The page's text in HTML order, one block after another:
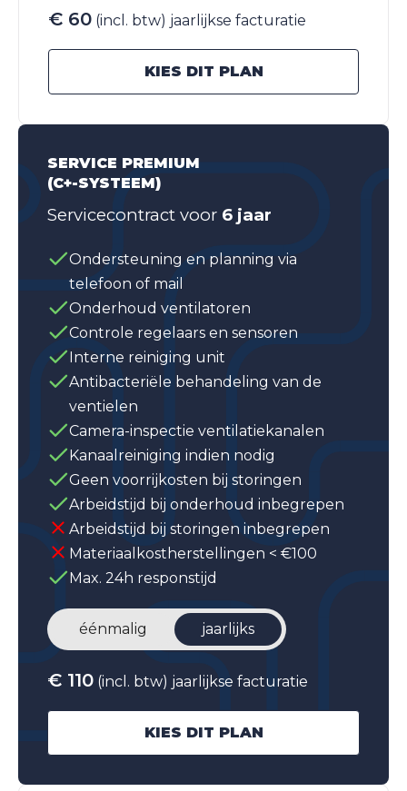
€ 60 (incl. btw) jaarlijkse facturatie
KIES DIT PLAN
SERVICE PREMIUM
(C+-SYSTEEM)
Servicecontract voor 6 jaar
Ondersteuning en planning via
telefoon of mail
Onderhoud ventilatoren
Controle regelaars en sensoren
Interne reiniging unit
Antibacteriële behandeling van de
ventielen
Camera-inspectie ventilatiekanalen
Kanaalreiniging indien nodig
Geen voorrijkosten bij storingen
Arbeidstijd bij onderhoud inbegrepen
Arbeidstijd bij storingen inbegrepen
Materiaalkostherstellingen < €100
Max. 24h responstijd
éénmalig jaarlijks
€ 110 (incl. btw) jaarlijkse facturatie
KIES DIT PLAN